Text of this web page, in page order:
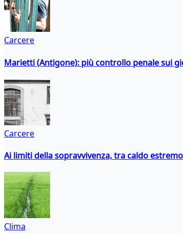
Carcere
Marietti (Antigone): più controllo penale sui
Carcere
Ai limiti della sopravvivenza, tra caldo
Clima